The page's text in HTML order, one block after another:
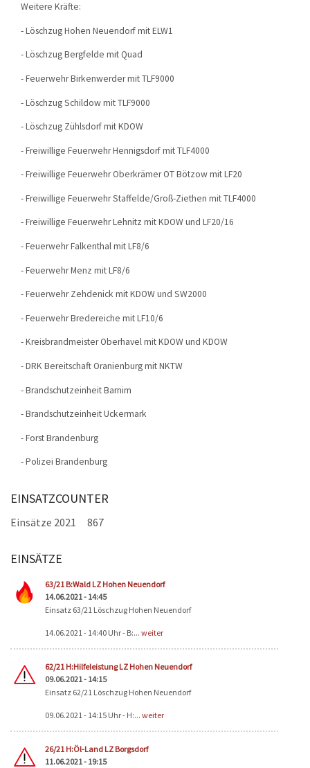
Weitere Kräfte:
- Löschzug Hohen Neuendorf mit ELW1
- Löschzug Bergfelde mit Quad
- Feuerwehr Birkenwerder mit TLF9000
- Löschzug Schildow mit TLF9000
- Löschzug Zühlsdorf mit KDOW
- Freiwillige Feuerwehr Hennigsdorf mit TLF4000
- Freiwillige Feuerwehr Oberkrämer OT Bötzow mit LF20
- Freiwillige Feuerwehr Staffelde/Groß-Ziethen mit TLF4000
- Freiwillige Feuerwehr Lehnitz mit KDOW und LF20/16
- Feuerwehr Falkenthal mit LF8/6
- Feuerwehr Menz mit LF8/6
- Feuerwehr Zehdenick mit KDOW und SW2000
- Feuerwehr Bredereiche mit LF10/6
- Kreisbrandmeister Oberhavel mit KDOW und KDOW
- DRK Bereitschaft Oranienburg mit NKTW
- Brandschutzeinheit Barnim
- Brandschutzeinheit Uckermark
- Forst Brandenburg
- Polizei Brandenburg
EINSATZCOUNTER
Einsätze 2021 867
EINSÄTZE
63/21 B:Wald LZ Hohen Neuendorf
14.06.2021 - 14:45
Einsatz 63/21 Löschzug Hohen Neuendorf
14.06.2021 - 14:40 Uhr - B:... weiter
62/21 H:Hilfeleistung LZ Hohen Neuendorf
09.06.2021 - 14:15
Einsatz 62/21 Löschzug Hohen Neuendorf
09.06.2021 - 14:15 Uhr - H:... weiter
26/21 H:Öl-Land LZ Borgsdorf
11.06.2021 - 19:15
Seiten